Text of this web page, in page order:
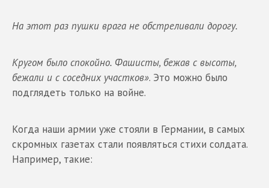
На этот раз пушки врага не обстреливали дорогу.
Кругом было спокойно. Фашисты, бежав с высоты,
бежали и с соседних участков». Это можно было
подглядеть только на войне.
Когда наши армии уже стояли в Германии, в самых
скромных газетах стали появляться стихи солдата.
Например, такие: